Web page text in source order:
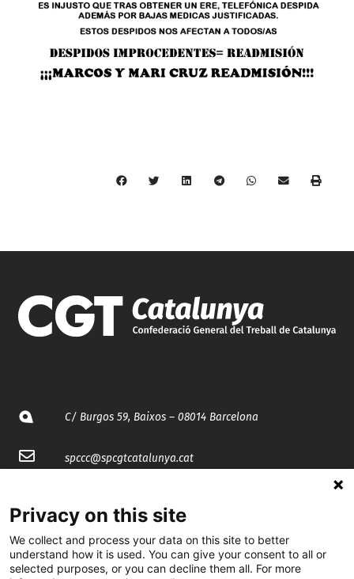
C/ Burgos 59, Baixos – 08014 Barcelona
spccc@spcgtcatalunya.cat
@CGTCatalunya
cgtcatalunya
Privacy on this site
We collect and process your data on this site to better
understand how it is used. You can give your consent to all or
selected purposes, or you can decline them all. For more